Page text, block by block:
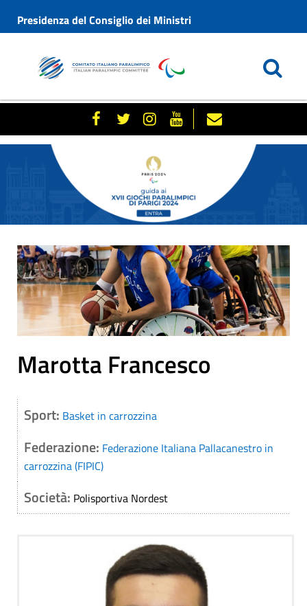
Presidenza del Consiglio dei Ministri
Marotta Francesco
Sport: Basket in carrozzina
Federazione: Federazione Italiana Pallacanestro in
carrozzina (FIPIC)
Società: Polisportiva Nordest